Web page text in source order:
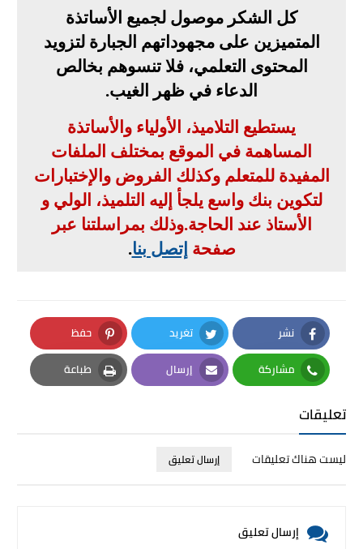
كل الشكر موصول لجميع الأساتذة
المتميزين على مجهوداتهم الجبارة لتزويد
المحتوى التعلمي، فلا تنسوهم بخالص
الدعاء في ظهر الغيب.
يستطيع التلاميذ، الأولياء والأساتذة
المساهمة في الموقع بمختلف الملفات
المفيدة للمتعلم وكذلك الفروض والإختبارات
لتكوين بنك واسع يلجأ إليه التلميذ، الولي و
الأستاذ عند الحاجة.وذلك بمراسلتنا عبر
صفحة إتصل بنا.
نشر
Facebook
تغريد
Twitter
حفظ
Pinterest
مشاركة
Whatsapp
إرسال
Email
طباعة
Print
تعليقات
ليست هناك تعليقات إرسال تعليق
إرسال تعليق